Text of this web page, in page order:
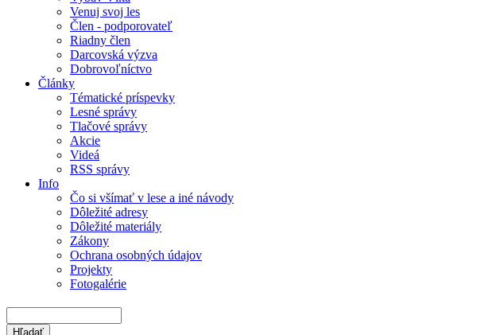
Venuj svoj les
Člen - podporovateľ
Riadny člen
Darcovská výzva
Dobrovoľníctvo
Články
Tématické príspevky
Lesné správy
Tlačové správy
Akcie
Videá
RSS správy
Info
Čo si všímať v lese a iné návody
Dôležité adresy
Dôležité materiály
Zákony
Ochrana osobných údajov
Projekty
Fotogalérie